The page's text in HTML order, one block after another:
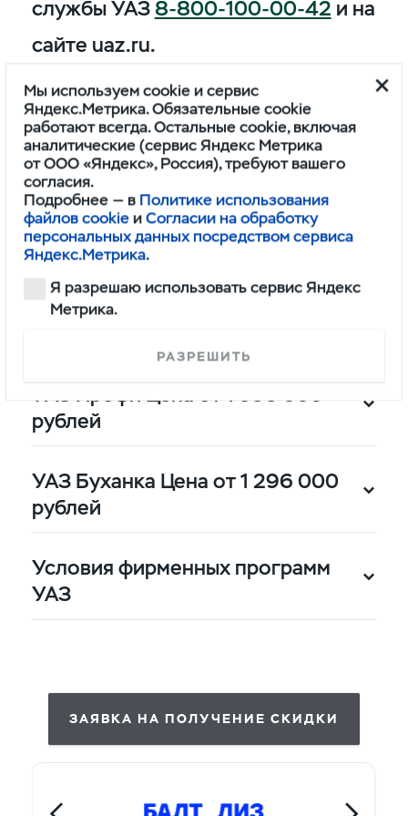
службы УАЗ 8-800-100-00-42 и на
сайте uaz.ru.
УАЗ Патриот Цена от 1 732 500
рублей
10% от цены сделки за счёт
государственной
программы лизинга
УАЗ Пикап цена от 1 755 000
рублей
УАЗ Хантер цена от 1 548 000
10% от цены сделки за счёт
государственной
УАЗ Профи Цена от 1 566 000
рублей
УАЗ Буханка Цена от 1 296 000
рублей
Условия фирменных программ
УАЗ
ЗАЯВКА НА ПОЛУЧЕНИЕ СКИДКИ
Мы используем cookie и сервис
Яндекс.Метрика. Обязательные cookie
работают всегда. Остальные cookie, включая
аналитические (сервис Яндекс Метрика
от ООО «Яндекс», Россия), требуют вашего
согласия.
Подробнее — в Политике использования
файлов cookie иСогласии на обработку
персональных данных посредством сервиса
Яндекс.Метрика.
Я разрешаю использовать сервис Яндекс
Метрика.
РАЗРЕШИТЬ